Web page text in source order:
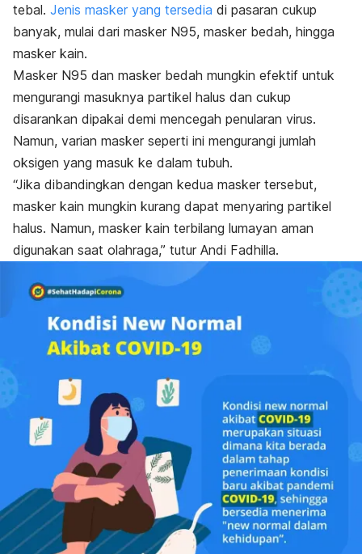
tebal. Jenis masker yang tersedia di pasaran cukup
banyak, mulai dari masker N95, masker bedah, hingga
masker kain.
Masker N95 dan masker bedah mungkin efektif untuk
mengurangi masuknya partikel halus dan cukup
disarankan dipakai demi mencegah penularan virus.
Namun, varian masker seperti ini mengurangi jumlah
oksigen yang masuk ke dalam tubuh.
“Jika dibandingkan dengan kedua masker tersebut,
masker kain mungkin kurang dapat menyaring partikel
halus. Namun, masker kain terbilang lumayan aman
digunakan saat olahraga,” tutur Andi Fadhilla.